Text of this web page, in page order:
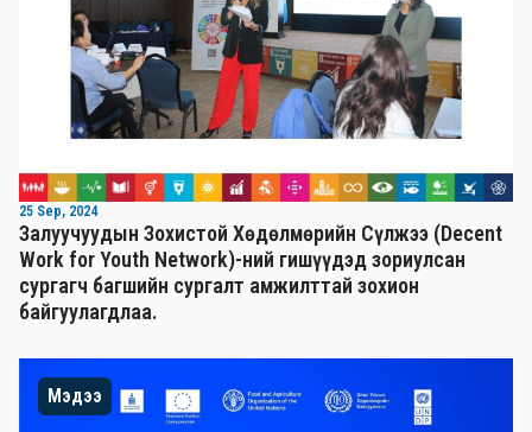
25 Sep, 2024
Залуучуудын Зохистой Хөдөлмөрийн Сүлжээ (Decent
Work for Youth Network)-ний гишүүдэд зориулсан
сургагч багшийн сургалт амжилттай зохион
байгуулагдлаа.
Мэдээ